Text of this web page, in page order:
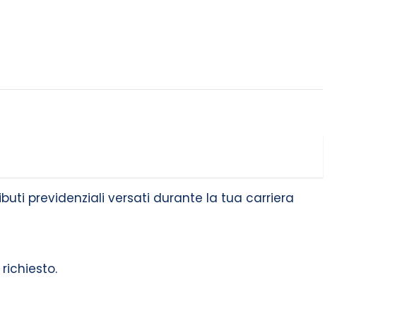
previdenziali versati durante la tua carriera